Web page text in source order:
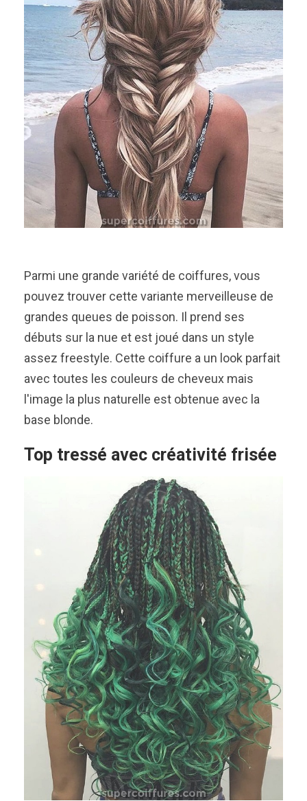
Parmi une grande variété de coiffures, vous
pouvez trouver cette variante merveilleuse de
grandes queues de poisson. Il prend ses
débuts sur la nue et est joué dans un style
assez freestyle. Cette coiffure a un look parfait
avec toutes les couleurs de cheveux mais
l'image la plus naturelle est obtenue avec la
base blonde.
Top tressé avec créativité frisée